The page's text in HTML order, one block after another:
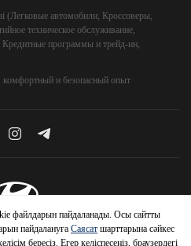
(Легковые автомобили, Кроссоверы,
техническое обслуживание,
Кредитные программы и трейд‑ин,
комфортный и безопасный опыт
Motor Company
файлдарын пайдаланады. Осы сайтты
пайдалануға Саясат шарттарына сәйкес
бересіз. Егер келіспесеңіз, браузердегі